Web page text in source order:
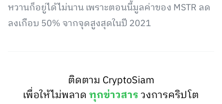
หวานก็อยู่ได้ไม่นาน เพราะตอนนี้มูลค่าของ MSTR ลด
ลงเกือบ 50% จากจุดสูงสุดในปี 2021
ติดตาม CryptoSiam
เพื่อให้ไม่พลาดทุกข่าวสารวงการคริปโต